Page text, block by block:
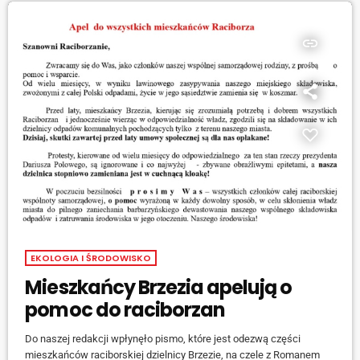
insert_link
EKOLOGIA I ŚRODOWISKO
Mieszkańcy Brzezia apelują o
pomoc do raciborzan
Do naszej redakcji wpłynęło pismo, które jest odezwą części
mieszkańców raciborskiej dzielnicy Brzezie, na czele z Romanem